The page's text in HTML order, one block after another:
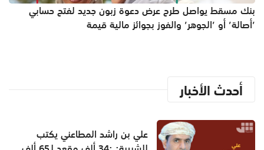
بنك مسقط يواصل طرح عرض دعوة زبون جديد لفتح حسابي
’أصالة’ أو ’الجوهر’ والفوز بجوائز مالية قيمة
أحدث الأخبار
علي بن راشد المطاعني يكتب